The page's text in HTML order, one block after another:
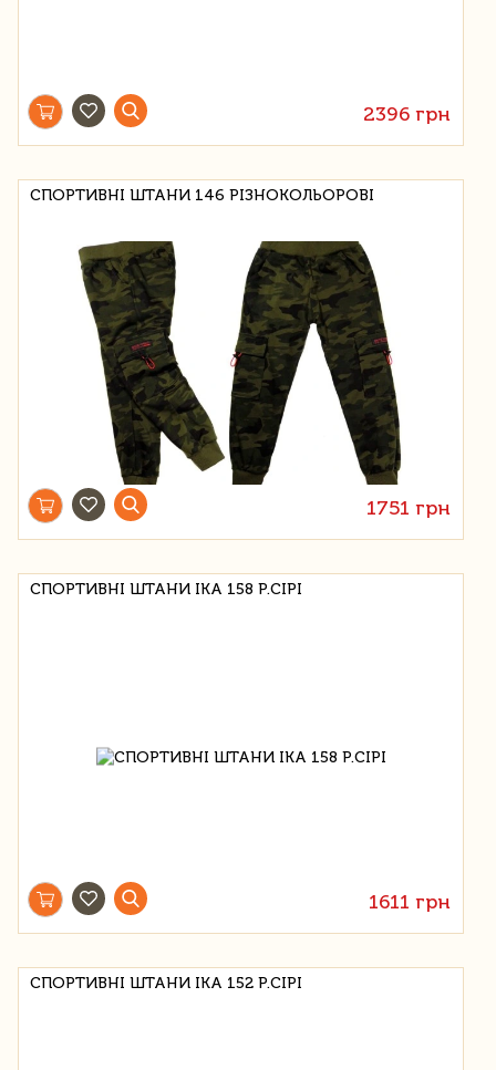
2396 грн
СПОРТИВНІ ШТАНИ 146 РІЗНОКОЛЬОРОВІ
1751 грн
СПОРТИВНІ ШТАНИ IKA 158 Р.СІРІ
1611 грн
СПОРТИВНІ ШТАНИ IKA 152 Р.СІРІ